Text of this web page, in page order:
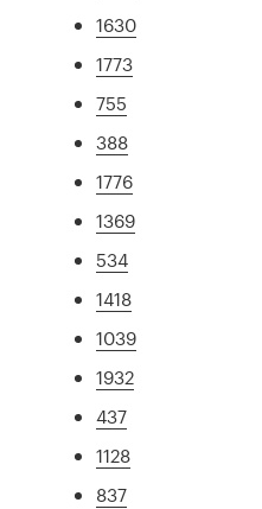
1630
1773
755
388
1776
1369
534
1418
1039
1932
437
1128
837